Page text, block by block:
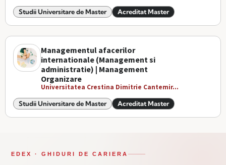
Studii Universitare de Master Acreditat Master
Managementul afacerilor
internationale (Management si
administratie) | Management
Organizare
Universitatea Crestina Dimitrie Cantemir...
Studii Universitare de Master Acreditat Master
EDEX · GHIDURI DE CARIERA